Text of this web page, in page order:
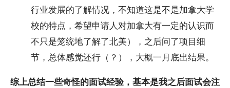
行业发展的了解情况，不知道这是不是加拿大学
校的特点，希望申请人对加拿大有一定的认识而
不只是笼统地了解了北美），之后问了项目细
节，总体感觉还行（？），大概一月底出结果。
综上总结一些奇怪的面试经验，基本是我之后面试会注